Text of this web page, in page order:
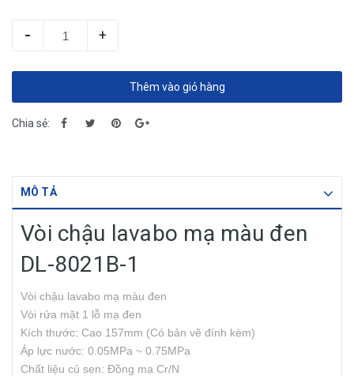
- +
Thêm vào giỏ hàng
Chia sẻ:
MÔ TẢ
Vòi chậu lavabo mạ màu đen
DL-8021B-1
Vòi chậu lavabo mạ màu đen
Vòi rửa mặt 1 lỗ mạ đen
Kích thước: Cao 157mm (Có bản vẽ đính kèm)
Áp lực nước: 0.05MPa ~ 0.75MPa
Chất liệu củ sen: Đồng mạ Cr/N